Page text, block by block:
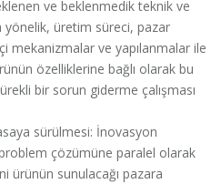
ve beklenmedik teknik ve
yönelik, üretim süreci, pazar
mekanizmalar ve yapılanmalar ile
özelliklerine bağlı olarak bu
bir sorun giderme çalışması
sürülmesi: İnovasyon
çözümüne paralel olarak
ürünün sunulacağı pazara